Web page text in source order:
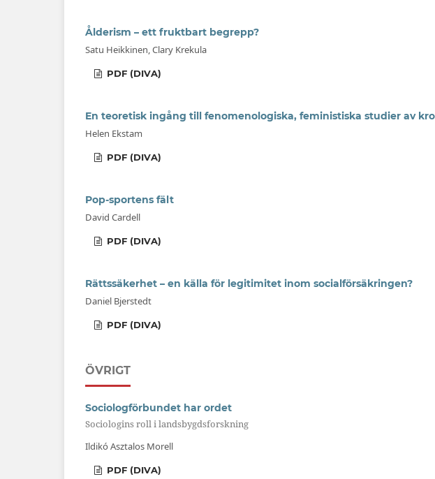
Ålderism – ett fruktbart begrepp?
Satu Heikkinen, Clary Krekula
PDF (DIVA)
En teoretisk ingång till fenomenologiska, feministiska studier av
Helen Ekstam
PDF (DIVA)
Pop-sportens fält
David Cardell
PDF (DIVA)
Rättssäkerhet – en källa för legitimitet inom socialförsäkringen?
Daniel Bjerstedt
PDF (DIVA)
ÖVRIGT
Sociologförbundet har ordet
Sociologins roll i landsbygdsforskning
Ildikó Asztalos Morell
PDF (DIVA)